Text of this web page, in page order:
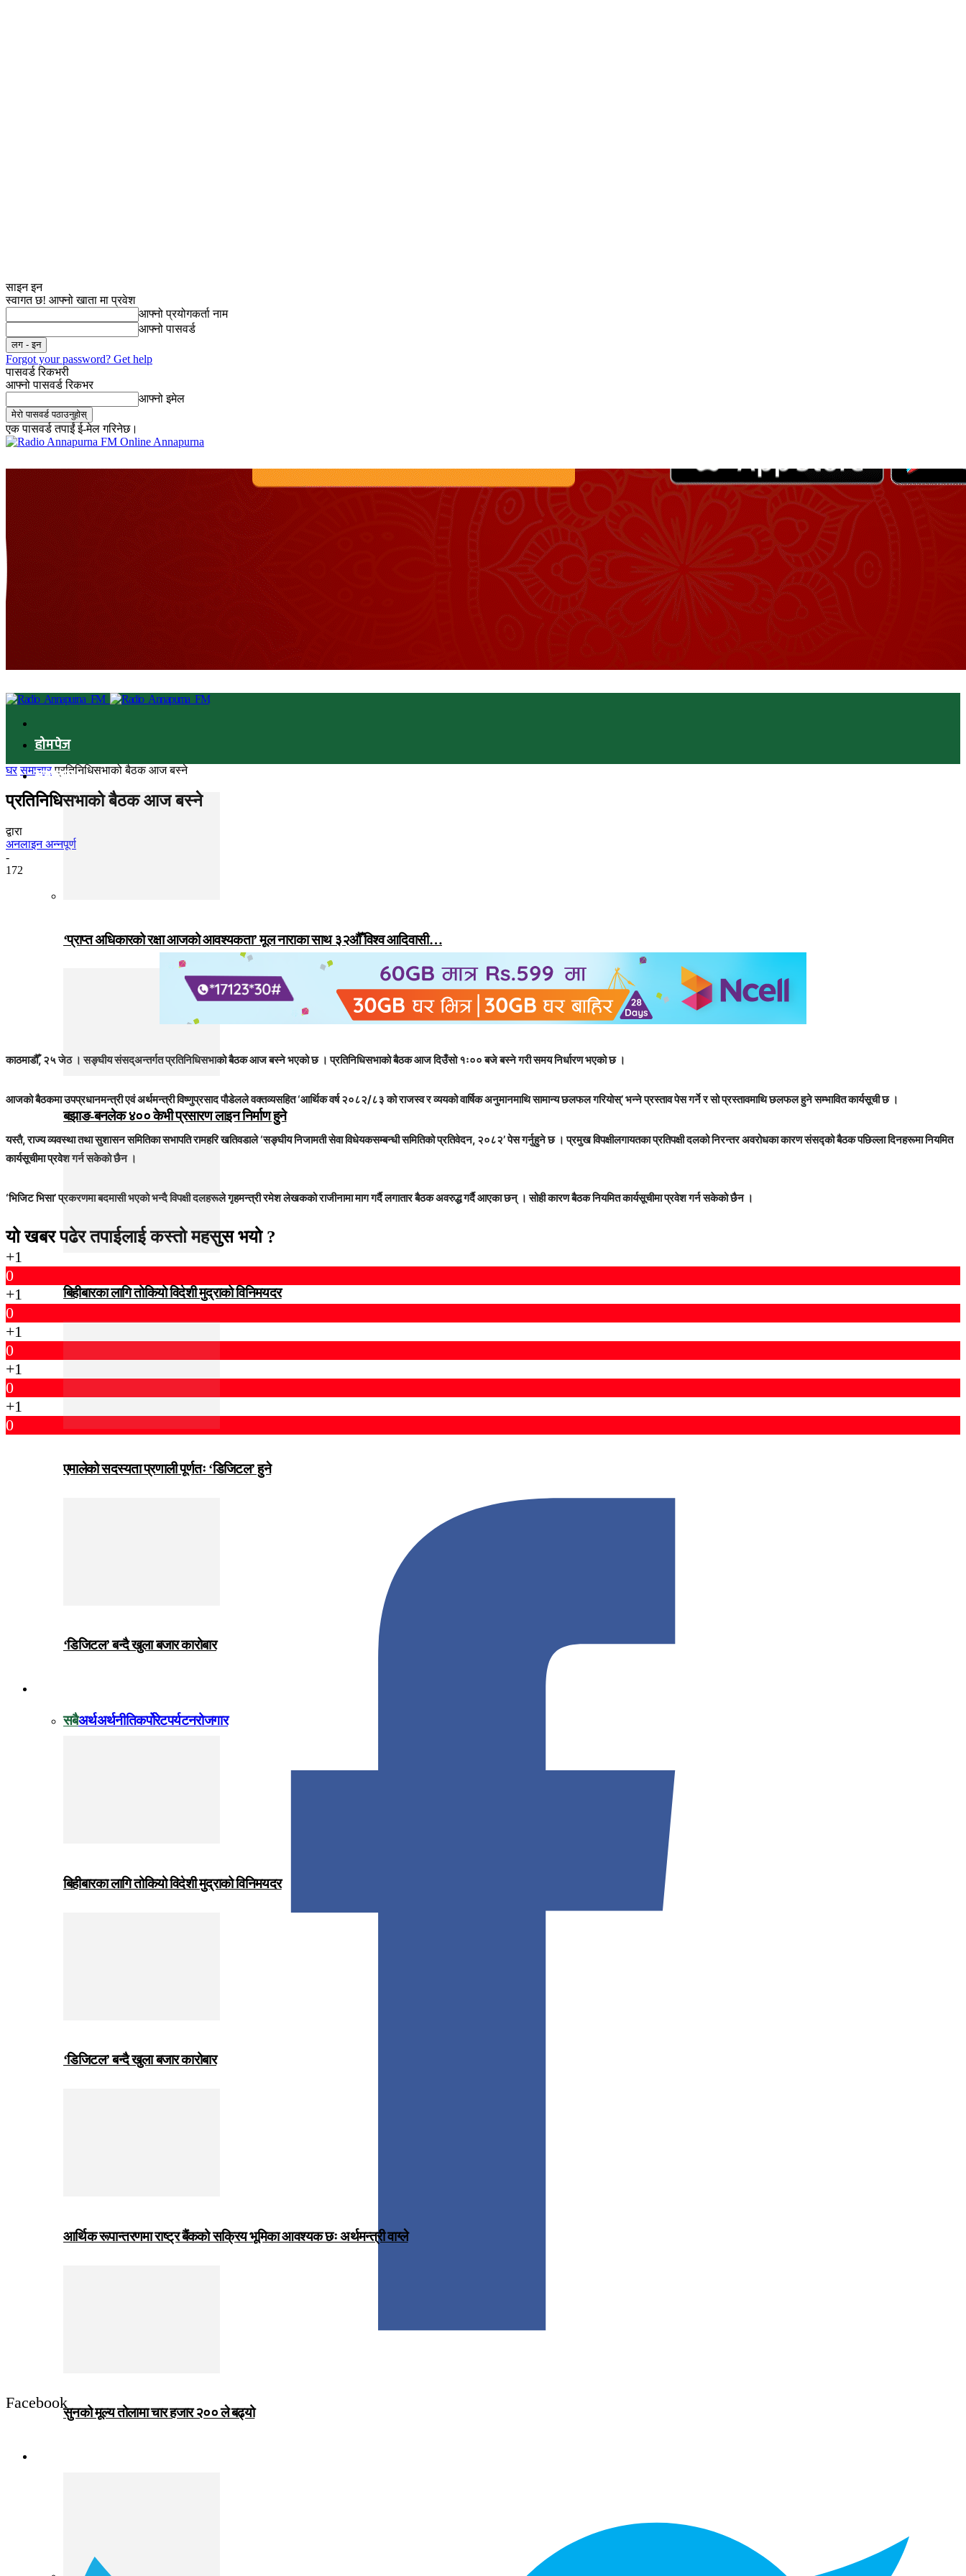
साइन इन
स्वागत छ! आफ्नो खाता मा प्रवेश
आफ्नो प्रयोगकर्ता नाम
आफ्नो पासवर्ड
Forgot your password? Get help
पासवर्ड रिकभरी
आफ्नो पासवर्ड रिकभर
आफ्नो इमेल
एक पासवर्ड तपाईं ई-मेल गरिनेछ।
Online Annapurna
होमपेज
समाचार
‘प्राप्त अधिकारको रक्षा आजको आवश्यकता’ मूल नाराका साथ ३२औँ विश्व आदिवासी…
बझाङ-बनलेक ४०० केभी प्रसारण लाइन निर्माण हुने
बिहीबारका लागि तोकियो विदेशी मुद्राको विनिमयदर
एमालेको सदस्यता प्रणाली पूर्णतः ‘डिजिटल’ हुने
‘डिजिटल’ बन्दै खुला बजार कारोबार
सबैअर्थअर्थनीतिकर्पोरेटपर्यटनरोजगार
बिहीबारका लागि तोकियो विदेशी मुद्राको विनिमयदर
‘डिजिटल’ बन्दै खुला बजार कारोबार
आर्थिक रूपान्तरणमा राष्ट्र बैंकको सक्रिय भूमिका आवश्यक छः अर्थमन्त्री वाग्ले
सुनको मूल्य तोलामा चार हजार २०० ले बढ्यो
घर समाचार प्रतिनिधिसभाको बैठक आज बस्ने
प्रतिनिधिसभाको बैठक आज बस्ने
द्वारा
अनलाइन अन्नपूर्ण
-
172
काठमाडौँ, २५ जेठ । सङ्घीय संसद्अन्तर्गत प्रतिनिधिसभाको बैठक आज बस्ने भएको छ । प्रतिनिधिसभाको बैठक आज दिउँसो १ः०० बजे बस्ने गरी समय निर्धारण भएको छ ।
आजको बैठकमा उपप्रधानमन्त्री एवं अर्थमन्त्री विष्णुप्रसाद पौडेलले वक्तव्यसहित ‘आर्थिक वर्ष २०८२/८३ को राजस्व र व्ययको वार्षिक अनुमानमाथि सामान्य छलफल गरियोस्’ भन्ने प्रस्ताव पेस गर्ने र सो प्रस्तावमाथि छलफल हुने सम्भावित कार्यसूची छ ।
यस्तै, राज्य व्यवस्था तथा सुशासन समितिका सभापति रामहरि खतिवडाले ‘सङ्घीय निजामती सेवा विधेयकसम्बन्धी समितिको प्रतिवेदन, २०८२’ पेस गर्नुहुने छ । प्रमुख विपक्षीलगायतका प्रतिपक्षी दलको निरन्तर अवरोधका कारण संसद्को बैठक पछिल्ला दिनहरूमा नियमित
कार्यसूचीमा प्रवेश गर्न सकेको छैन ।
‘भिजिट भिसा’ प्रकरणमा बदमासी भएको भन्दै विपक्षी दलहरूले गृहमन्त्री रमेश लेखकको राजीनामा माग गर्दै लगातार बैठक अवरुद्ध गर्दै आएका छन् । सोही कारण बैठक नियमित कार्यसूचीमा प्रवेश गर्न सकेको छैन ।
यो खबर पढेर तपाईलाई कस्तो महसुस भयो ?
+1
0
+1
0
+1
0
+1
0
+1
0
Facebook